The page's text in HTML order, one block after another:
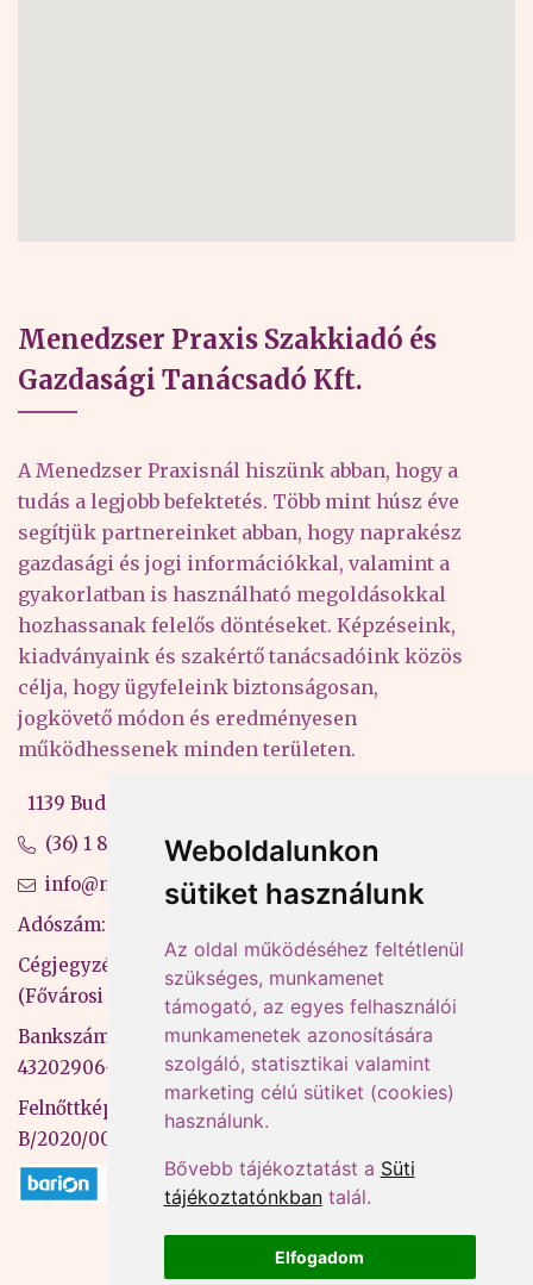
Weboldalunkon
sütiket használunk
Az oldal működéséhez feltétlenül
szükséges, munkamenet
támogató, az egyes felhasználói
munkamenetek azonosítására
szolgáló, statisztikai valamint
marketing célú sütiket (cookies)
használunk.
Bővebb tájékoztatást a Süti
tájékoztatónkbantalál.
Elfogadom
Menedzser Praxis Szakkiadó és
Gazdasági Tanácsadó Kft.
A Menedzser Praxisnál hiszünk abban, hogy a
tudás a legjobb befektetés. Több mint húsz éve
segítjük partnereinket abban, hogy naprakész
gazdasági és jogi információkkal, valamint a
gyakorlatban is használható megoldásokkal
hozhassanak felelős döntéseket. Képzéseink,
kiadványaink és szakértő tanácsadóink közös
célja, hogy ügyfeleink biztonságosan,
jogkövető módon és eredményesen
működhessenek minden területen.
1139 Budapest, Váci út 99-105. 4. em.
(36) 1 880 76 00
info@mprx.hu
Adószám: 13598145-2-41
Cégjegyzékszám: 01-09-883770
(Fővárosi Bíróság)
Bankszámlaszám: CIB Bank, 10700581-
43202906-51100005
Felnőttképzési nyilvántartási szám:
B/2020/000053